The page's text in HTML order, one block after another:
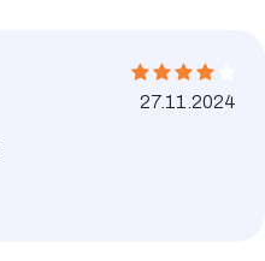
27.11.2024